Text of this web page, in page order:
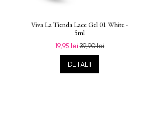
Viva La Tienda Lace Gel 01 White -
5ml
19,95 lei39,90 lei
DETALII